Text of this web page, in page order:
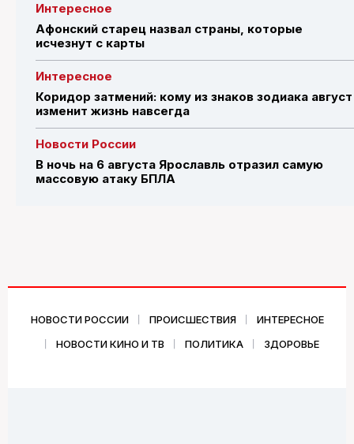
Интересное
Афонский старец назвал страны, которые
исчезнут с карты
Интересное
Коридор затмений: кому из знаков зодиака август
изменит жизнь навсегда
Новости России
В ночь на 6 августа Ярославль отразил самую
массовую атаку БПЛА
НОВОСТИ РОССИИ ПРОИСШЕСТВИЯ
ИНТЕРЕСНОЕ
НОВОСТИ КИНО И ТВ
ПОЛИТИКА ЗДОРОВЬЕ